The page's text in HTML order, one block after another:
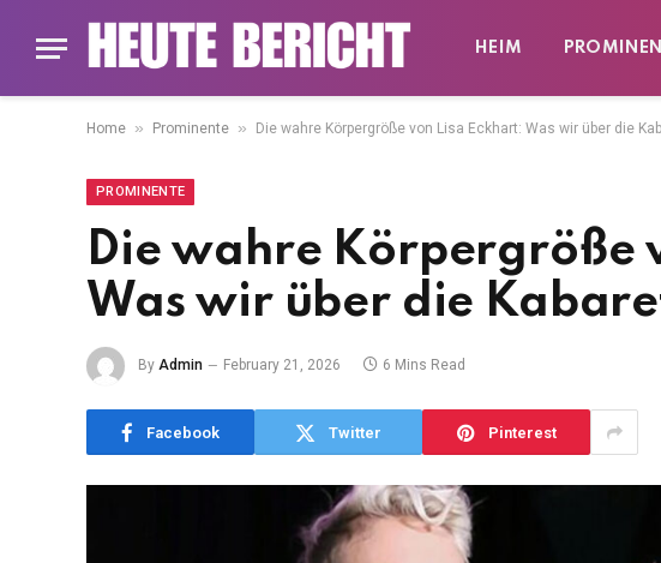
HEIM
Home » Prominente » Die wahre Körpergröße von Lisa Eckhart: Was wir über die
PROMINENTE
Die wahre Körpergröße
Was wir über die
By Admin February 21, 2026 6 Mins Read
Facebook Twitter Pinterest